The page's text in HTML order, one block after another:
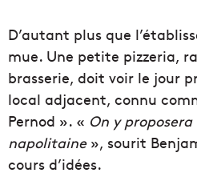
D’autant plus que
mue. Une petite pizzeria,
brasserie, doit voir le jour
local adjacent, connu
Pernod ». « On y
napolitaine», sourit
cours d’idées.